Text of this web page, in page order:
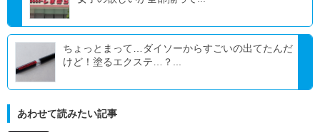
ちょっとまって…ダイソーからすごいの出てたんだ
けど！塗るエクステ…？...
あわせて読みたい記事